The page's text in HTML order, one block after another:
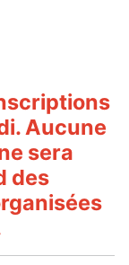
Aucune
sera
des